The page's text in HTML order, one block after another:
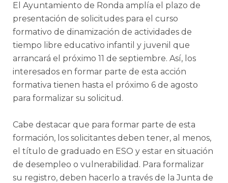
El Ayuntamiento de Ronda amplía el plazo de
presentación de solicitudes para el curso
formativo de dinamización de actividades de
tiempo libre educativo infantil y juvenil que
arrancará el próximo 11 de septiembre. Así, los
interesados en formar parte de esta acción
formativa tienen hasta el próximo 6 de agosto
para formalizar su solicitud.
Cabe destacar que para formar parte de esta
formación, los solicitantes deben tener, al menos,
el título de graduado en ESO y estar en situación
de desempleo o vulnerabilidad. Para formalizar
su registro, deben hacerlo a través de la Junta de